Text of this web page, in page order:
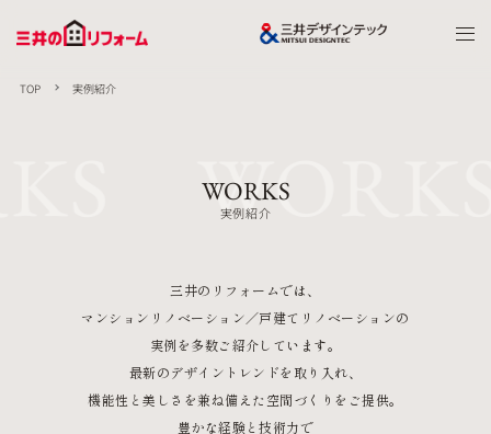
TOP 実例紹介
WORKS
実例紹介
三井のリフォームでは、
マンションリノベーション／戸建てリノベーションの
実例を多数ご紹介しています。
最新のデザイントレンドを取り入れ、
機能性と美しさを兼ね備えた空間づくりをご提供。
豊かな経験と技術力で